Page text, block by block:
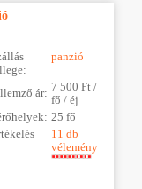
panzió
ár: 7 500 Ft /
fő / éj
25 fő
11 db
vélemény